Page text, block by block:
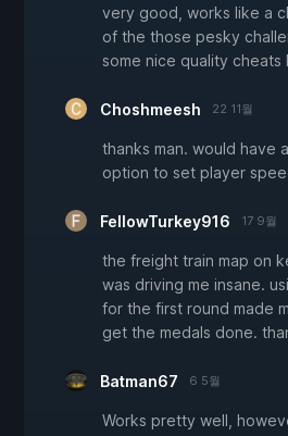
very good, works like a
of the those pesky
some nice quality cheats
Choshmeesh 22 11월
thanks man. would have
option to set player
FellowTurkey916 17 9월
the freight train map on
was driving me insane.
for the first round made
get the medals done.
Batman67 6 5월
Works pretty well,